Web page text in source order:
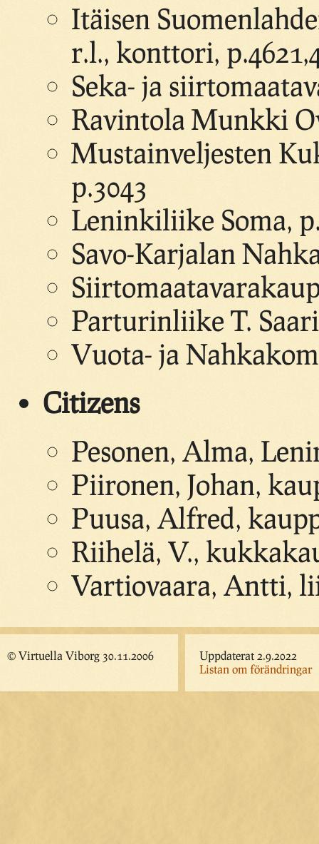
Itäisen
r.l., konttori,
Seka- ja
Ravintola Munkki
Mustainveljesten
p.3043
Leninkiliike Soma,
Savo-Karjalan
Parturinliike T.
Vuota- ja
Citizens
Pesonen, Alma,
Piironen, Johan,
Puusa, Alfred,
Riihelä, V.,
Vartiovaara, Antti,
© Virtuella Viborg 30.11.2006
Uppdaterat 2.9.2022
Listan om förändringar